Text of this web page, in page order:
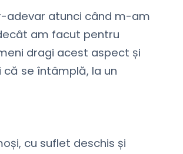
adevar atunci când m-am
am facut pentru
dragi acest aspect și
se întâmplă, la un
cu suflet deschis și